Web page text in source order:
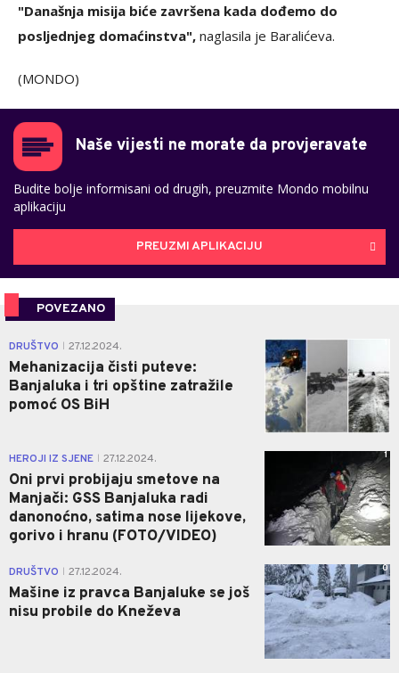
"Današnja misija biće završena kada dođemo do
posljednjeg domaćinstva", naglasila je Baralićeva.
(MONDO)
Naše vijesti ne morate da provjeravate
Budite bolje informisani od drugih, preuzmite Mondo mobilnu
aplikaciju
PREUZMI APLIKACIJU
POVEZANO
DRUŠTVO 27.12.2024.
Mehanizacija čisti puteve:
Banjaluka i tri opštine zatražile
pomoć OS BiH
HEROJI IZ SJENE 27.12.2024.
Oni prvi probijaju smetove na
Manjači: GSS Banjaluka radi
danonoćno, satima nose lijekove,
gorivo i hranu (FOTO/VIDEO)
1
DRUŠTVO 27.12.2024.
Mašine iz pravca Banjaluke se još
nisu probile do Kneževa
0